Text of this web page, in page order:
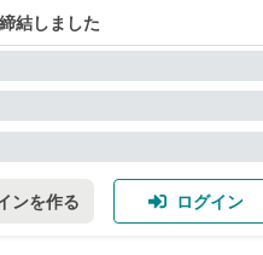
結しました
ンを作る ログイン